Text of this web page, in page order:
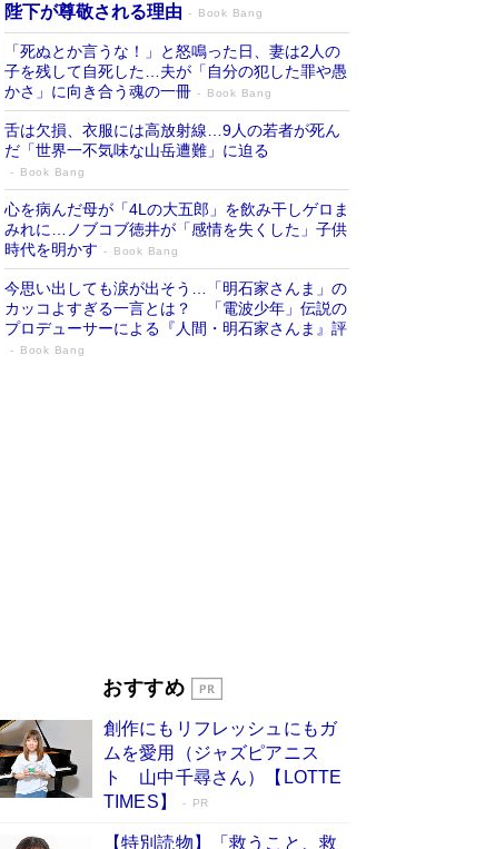
陛下が尊敬される理由
Book Bang
「死ぬとか言うな！」と怒鳴った日、妻は2人の
子を残して自死した…夫が「自分の犯した罪や愚
かさ」に向き合う魂の一冊
Book Bang
舌は欠損、衣服には高放射線…9人の若者が死ん
だ「世界一不気味な山岳遭難」に迫る
Book Bang
心を病んだ母が「4Lの大五郎」を飲み干しゲロま
みれに…ノブコブ徳井が「感情を失くした」子供
時代を明かす
Book Bang
今思い出しても涙が出そう…「明石家さんま」の
カッコよすぎる一言とは？ 「電波少年」伝説の
プロデューサーによる『人間・明石家さんま』評
Book Bang
版には「宇宙で描かれたマンガ」も収録
友近氏、絶賛！ 鎌倉を舞台に、孤独を抱えた
人々が新たな一歩を踏み出す連作短篇集『海のほ
とりのプラネット』試し読み
Book Bang
おすすめ
創作にもリフレッシュにもガ
ムを愛用（ジャズピアニス
ト 山中千尋さん）【LOTTE
TIMES】
PR
【特別読物】「救うこと、救